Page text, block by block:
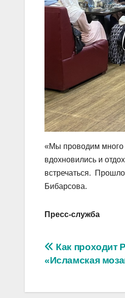
«Мы проводим много
вдохновились и
встречаться.
Бибарсова.
Пресс-служба
записям
Как проходит
«Исламская